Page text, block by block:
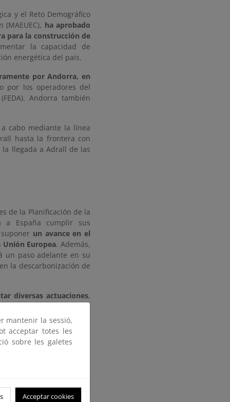
y el Reto Demográfico
ha aprobado
para la construcción de
la capacidad de
energética del país.
por Andorra, en
por los operadores del
Andorra también
cabo mediante la línea
hasta la frontera con
llegada a Adrall de las
de la Planificación de la
a España cumplir sus
un avance en el
Europea. Además,
un paso adelante en su
la descarbonización de
diversas actuaciones,
con Andorra;
el cambio de
acoplamiento GIS;
y
la construcción de
proveniente de la
mantenir la sessió,
acceptar totes les
sobre les galetes
Acceptar cookies